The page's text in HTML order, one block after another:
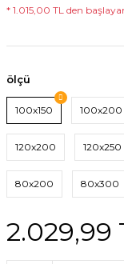
* 1.015,00 TL den
ölçü
100x150 100x200
120x200 120x250
80x200 80x300
2.029,99